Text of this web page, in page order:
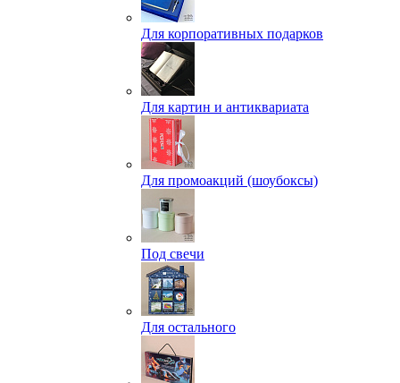
Для корпоративных подарков
Для картин и антиквариата
Для промоакций (шоубоксы)
Под свечи
Для остального